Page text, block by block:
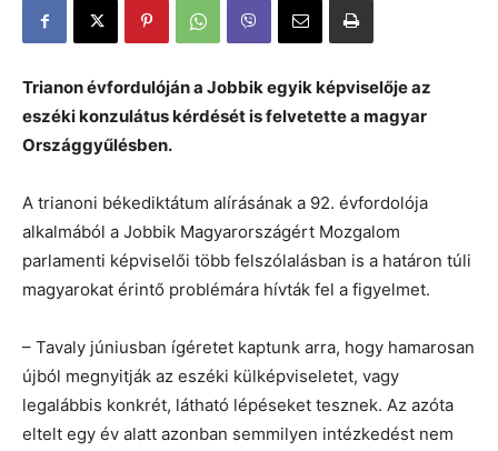
Trianon évfordulóján a Jobbik egyik képviselője az
eszéki konzulátus kérdését is felvetette a magyar
Országgyűlésben.
A trianoni békediktátum alírásának a 92. évfordolója
alkalmából a Jobbik Magyarországért Mozgalom
parlamenti képviselői több felszólalásban is a határon túli
magyarokat érintő problémára hívták fel a figyelmet.
– Tavaly júniusban ígéretet kaptunk arra, hogy hamarosan
újból megnyitják az eszéki külképviseletet, vagy
legalábbis konkrét, látható lépéseket tesznek. Az azóta
eltelt egy év alatt azonban semmilyen intézkedést nem